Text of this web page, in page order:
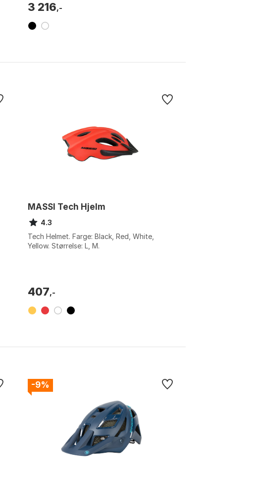
3 216,-
MASSI Tech Hjelm
4.3
Tech Helmet. Farge: Black, Red, White,
Yellow. Størrelse: L, M.
407,-
-9%